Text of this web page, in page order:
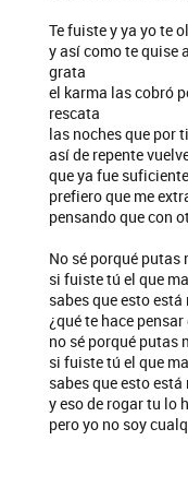
Te fuiste y ya yo te
y así como te quise
grata
el karma las cobró
rescata
las noches que por
así de repente
que ya fue
prefiero que me
pensando que con
No sé porqué putas
si fuiste tú el que
sabes que esto
¿qué te hace
no sé porqué putas
si fuiste tú el que
sabes que esto
y eso de rogar tu lo
pero yo no soy